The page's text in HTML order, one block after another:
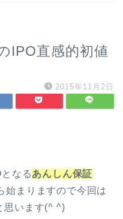
IPO直感的初値
2015年11月2日
なるあんしん保証
始まりますので今回は
思います(^ ^)